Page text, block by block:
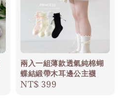
兩入一組薄款透氣純棉蝴
蝶結緞帶木耳邊公主襪
Regular
NT$ 399